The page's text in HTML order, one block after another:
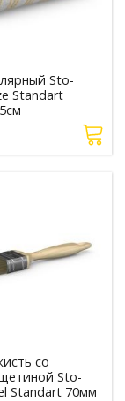
Sto-
Standart
со
Sto-
Standart 70мм